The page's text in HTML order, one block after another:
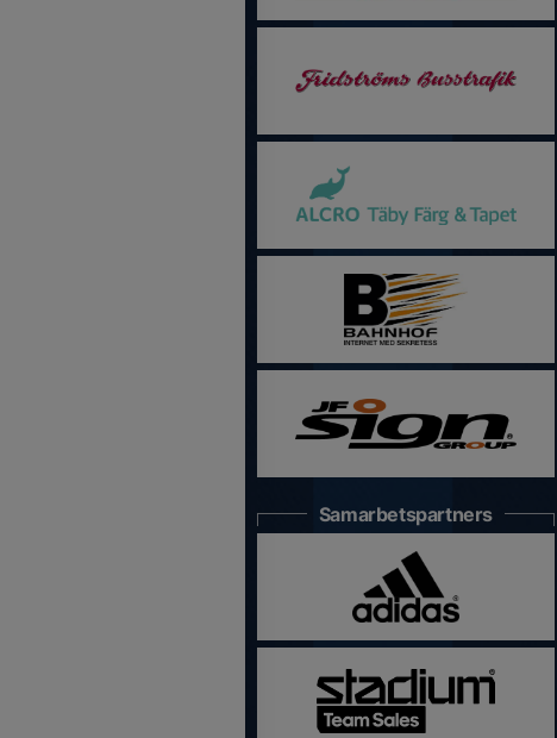
Samarbetspartners